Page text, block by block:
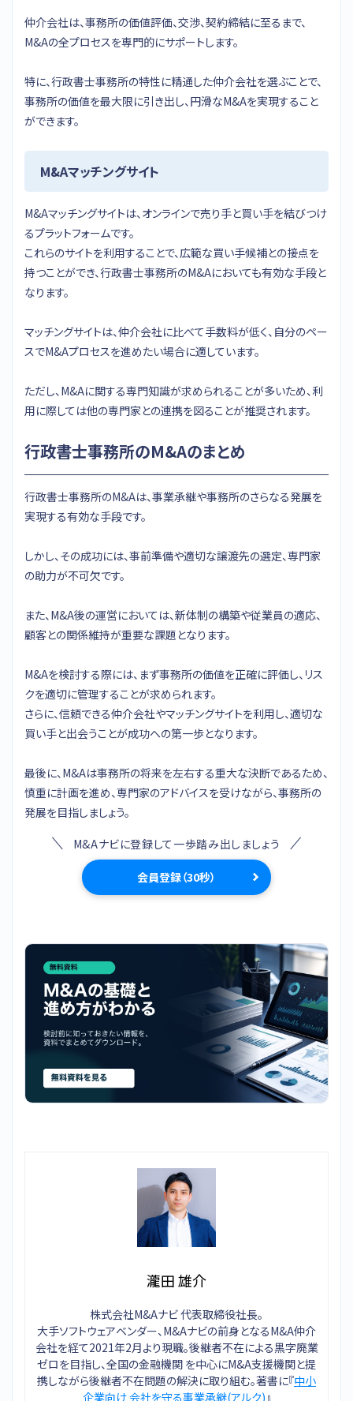
仲介会社は、事務所の価値評価、交渉、契約締結に至るまで、
M&Aの全プロセスを専門的にサポートします。
特に、行政書士事務所の特性に精通した仲介会社を選ぶことで、
事務所の価値を最大限に引き出し、円滑なM&Aを実現すること
ができます。
M&Aマッチングサイト
M&Aマッチングサイトは、オンラインで売り手と買い手を結びつけ
るプラットフォームです。
これらのサイトを利用することで、広範な買い手候補との接点を
持つことができ、行政書士事務所のM&Aにおいても有効な手段と
なります。
マッチングサイトは、仲介会社に比べて手数料が低く、自分のペー
スでM&Aプロセスを進めたい場合に適しています。
ただし、M&Aに関する専門知識が求められることが多いため、利
用に際しては他の専門家との連携を図ることが推奨されます。
行政書士事務所のM&Aのまとめ
行政書士事務所のM&Aは、事業承継や事務所のさらなる発展を
実現する有効な手段です。
しかし、その成功には、事前準備や適切な譲渡先の選定、専門家
の助力が不可欠です。
また、M&A後の運営においては、新体制の構築や従業員の適応、
顧客との関係維持が重要な課題となります。
M&Aを検討する際には、まず事務所の価値を正確に評価し、リス
クを適切に管理することが求められます。
さらに、信頼できる仲介会社やマッチングサイトを利用し、適切な
買い手と出会うことが成功への第一歩となります。
最後に、M&Aは事務所の将来を左右する重大な決断であるため、
慎重に計画を進め、専門家のアドバイスを受けながら、事務所の
発展を目指しましょう。
M&Aナビに登録して一歩踏み出しましょう
会員登録（30秒）
瀧田 雄介
株式会社M&Aナビ 代表取締役社長。
大手ソフトウェアベンダー、M&Aナビの前身となるM&A仲介
会社を経て2021年2月より現職。後継者不在による黒字廃業
ゼロを目指し、全国の金融機関 を中心にM&A支援機関と提
携しながら後継者不在問題の解決に取り組む。著書に『中小
企業向け 会社を守る事業承継(アルク) 』